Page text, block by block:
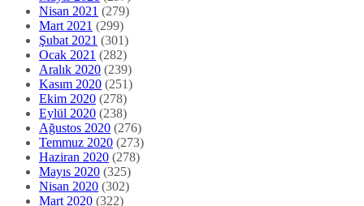
Nisan 2021 (279)
Mart 2021 (299)
Şubat 2021 (301)
Ocak 2021 (282)
Aralık 2020 (239)
Kasım 2020 (251)
Ekim 2020 (278)
Eylül 2020 (238)
Ağustos 2020 (276)
Temmuz 2020 (273)
Haziran 2020 (278)
Mayıs 2020 (325)
Nisan 2020 (302)
Mart 2020 (322)